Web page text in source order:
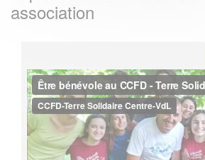
association